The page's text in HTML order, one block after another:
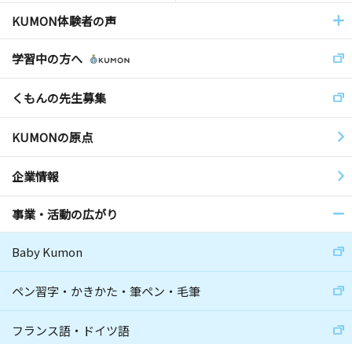
KUMON体験者の声
学習中の方へ
くもんの先生募集
KUMONの原点
企業情報
事業・活動の広がり
Baby Kumon
ペン習字・かきかた・筆ペン・毛筆
フランス語・ドイツ語